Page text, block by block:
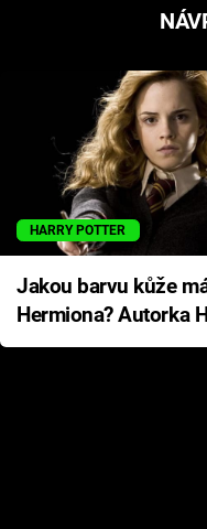
HARRY POTTER
Jakou barvu kůže
Hermiona? Autorka
Pottera přišla s